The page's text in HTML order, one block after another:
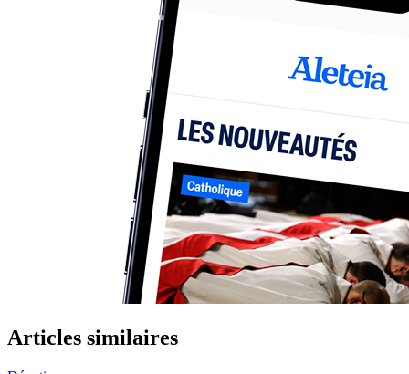
Articles similaires